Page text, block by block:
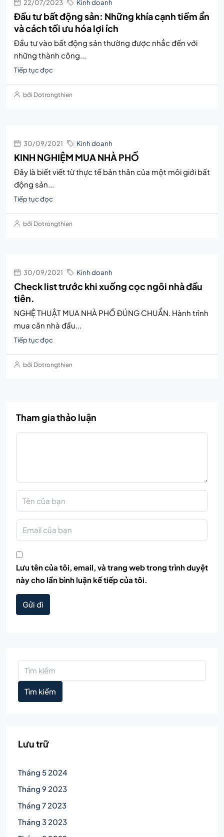
22/07/2023 Kinh doanh
Đầu tư bất động sản: Những khía cạnh tiềm ẩn
và cách tối ưu hóa lợi ích
Đầu tư vào bất động sản thường được nhắc đến với
những thành công...
Tiếp tục đọc
bởi Dotrongthien
30/09/2021 Kinh doanh
KINH NGHIỆM MUA NHÀ PHỐ
Đây là biết viết từ thực tế bản thân của một môi giới bất
động sản...
Tiếp tục đọc
bởi Dotrongthien
30/09/2021 Kinh doanh
Check list trước khi xuống cọc ngôi nhà đầu
tiên.
NGHỆ THUẬT MUA NHÀ PHỐ ĐÚNG CHUẨN. Hành trình
mua căn nhà đầu...
Tiếp tục đọc
bởi Dotrongthien
Tham gia thảo luận
Lưu tên của tôi, email, và trang web trong trình duyệt
này cho lần bình luận kế tiếp của tôi.
Gửi đi
Tìm kiếm
Lưu trữ
Tháng 5 2024
Tháng 9 2023
Tháng 7 2023
Tháng 3 2023